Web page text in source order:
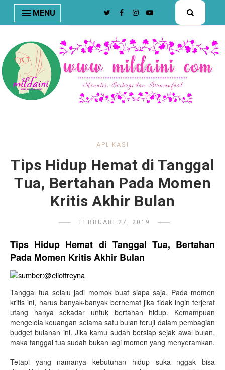
nav#menunav { border-bottom: 1px solid #e8e8e8; }
MENU
APLIKASI
Tips Hidup Hemat di Tanggal
Tua, Bertahan Pada Momen
Kritis Akhir Bulan
FEBRUARI 27, 2019
Tips Hidup Hemat di Tanggal Tua, Bertahan
Pada Momen Kritis Akhir Bulan
sumber:@eliottreyna
Tanggal tua selalu jadi momok buat siapa saja. Pada momen
kritis ini, harus banyak-banyak berhemat jika tidak ingin terjerat
utang hanya sekadar untuk bertahan hidup. Kemampuan
mengelola keuangan selama satu bulan teruji dalam pembagian
budget bulanan ini. Jika kamu sudah bersiap sejak awal bulan,
maka tanggal tua sudah bukan lagi momen yang menyeramkan.
Tetapi yang namanya kebutuhan hidup suka nggak bisa